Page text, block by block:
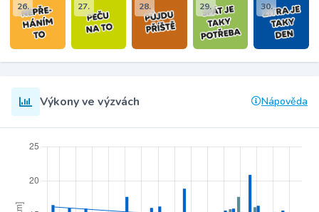
26. 27. 28. 29. 30.
Výkony ve výzvách Nápověda